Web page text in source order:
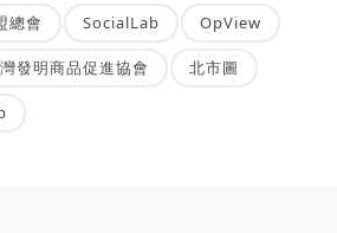
總會 SocialLab OpView
發明商品促進協會 北市圖